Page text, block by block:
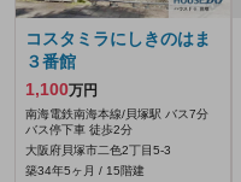
コスタミラにしきのはま
３番館
1,100万円
南海電鉄南海本線/貝塚駅 バス7分
バス停下車 徒歩2分
大阪府貝塚市二色2丁目5-3
築34年5ヶ月 / 15階建